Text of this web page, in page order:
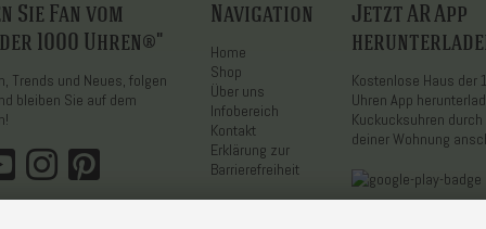
Sie Fan vom
1000 Uhren®"
Trends und Neues, folgen
bleiben Sie auf dem
Navigation
Home
Shop
Über uns
Infobereich
Kontakt
Erklärung zur
Barrierefreiheit
Jetzt AR App
Kostenlose Haus der
Uhren App
Kuckucksuhren durch
deiner Wohnung